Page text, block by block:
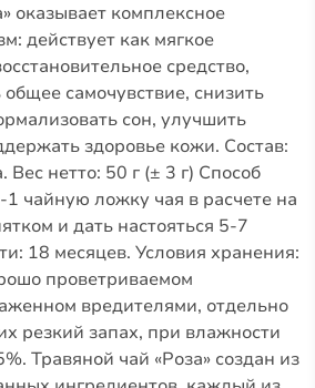
оказывает комплексное
действует как мягкое
средство,
самочувствие, снизить
сон, улучшить
здоровье кожи. Состав:
Вес нетто: 50 г (± 3 г) Способ
1 чайную ложку чая в расчете на
и дать настояться 5-7
18 месяцев. Условия хранения:
проветриваемом
вредителями, отдельно
резкий запах, при влажности
Травяной чай «Роза» создан из